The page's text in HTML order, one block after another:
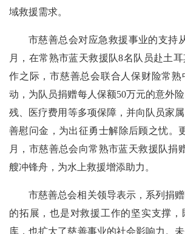
域救援需求。
市慈善总会对应急救援事业的支持
月，在常熟市蓝天救援队8名队员赴土
作之际，市慈善总会联合人保财险常熟
动，为队员捐赠每人保额50万元的意外
残、医疗费用等多项保障，并向队员家
善慰问金，为出征勇士解除后顾之忧。
月，市慈善总会向常熟市蓝天救援队捐
艘冲锋舟，为水上救援增添助力。
市慈善总会相关领导表示，系列捐
的拓展，也是对救援工作的坚实支撑，
库，也扩大了慈善事业的社会影响力。